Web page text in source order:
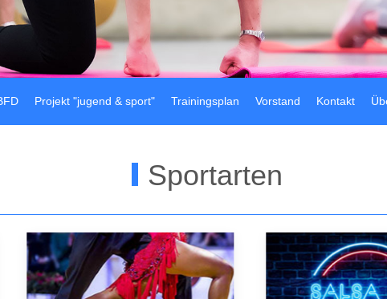
Projekt "jugend & sport" Trainingsplan Vorstand Kontakt
Sportarten